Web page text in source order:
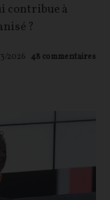
contribue à
?
2026 48 commentaires